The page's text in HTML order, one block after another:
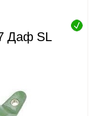
налично
не включват ДДС
Даф SL